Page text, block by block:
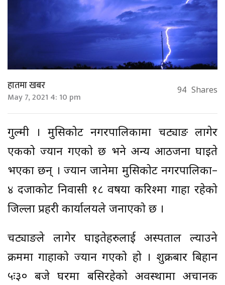
हातमा खबर
May 7, 2021 4: 10 pm 94 Shares
गुल्मी । मुसिकोट नगरपालिकामा चट्याङ लागेर
एकको ज्यान गएको छ भने अन्य आठजना घाइते
भएका छन् । ज्यान जानेमा मुसिकोट नगरपालिका–
४ दजाकोट निवासी १८ वर्षीया करिश्मा गाहा रहेको
जिल्ला प्रहरी कार्यालयले जनाएको छ ।
चट्याङले लागेर घाइतेहरुलाई अस्पताल ल्याउने
क्रममा गाहाको ज्यान गएको हो । शुक्रबार बिहान
५ः३० बजे घरमा बसिरहेको अवस्थामा अचानक